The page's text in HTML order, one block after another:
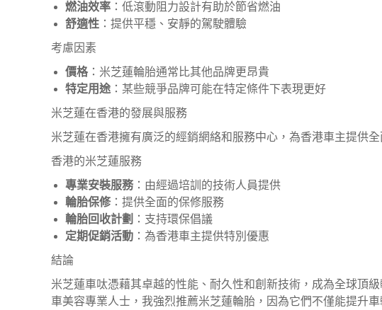
燃油效率 ：低滾動阻力設計有助於節省燃油
舒適性 ：提供平穩、安靜的駕駛體驗
考慮因素
價格：米芝蓮輪胎通常比其他品牌更昂貴
特定用途 ：某些競爭品牌可能在特定條件下表現更好
米芝蓮在香港的發展與服務
米芝蓮在香港擁有廣泛的經銷網絡和服務中心，為香港車主提供全
香港的米芝蓮服務
專業安裝服務 ：由經過培訓的技術人員提供
輪胎保修：提供全面的保修服務
輪胎回收計劃 ：支持環保倡議
定期促銷活動 ：為香港車主提供特別優惠
結論
米芝蓮車呔憑藉其卓越的性能、耐久性和創新技術，成為全球頂
車美容專業人士，我強烈推薦米芝蓮輪胎，因為它們不僅能提升